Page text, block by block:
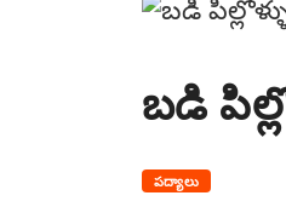
బడి
పద్యాలు